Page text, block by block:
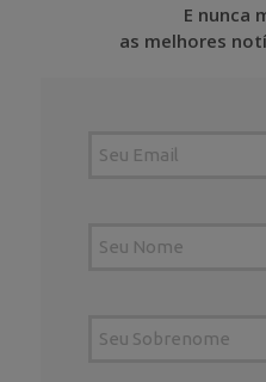
E nunca
as melhores